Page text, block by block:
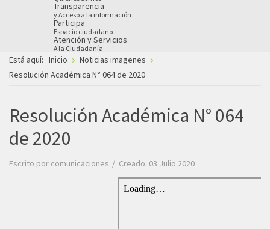
Transparencia
y Acceso a la información
Participa
Espacio ciudadano
Atención y Servicios
A la Ciudadanía
Está aquí: Inicio
Noticias imagenes
Resolución Académica N° 064 de 2020
Resolución Académica N° 064
de 2020
Escrito por comunicaciones Creado: 03 Julio 2020